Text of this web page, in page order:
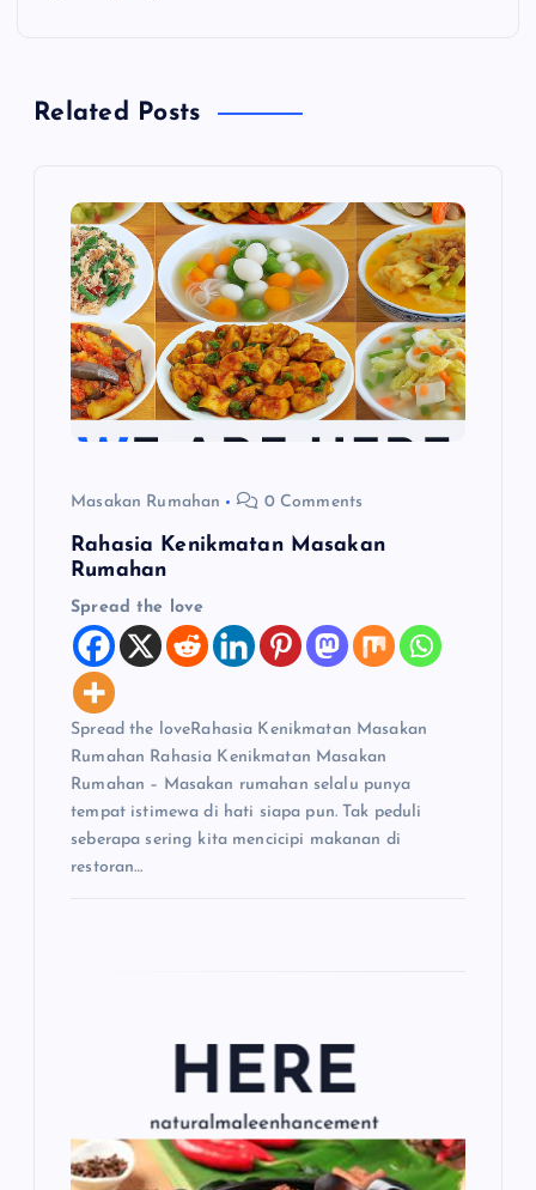
aRelated Posts
Masakan Rumahan 0 Comments
Rahasia Kenikmatan Masakan
Rumahan
Spread the love
Spread the loveRahasia Kenikmatan Masakan
Rumahan Rahasia Kenikmatan Masakan
Rumahan – Masakan rumahan selalu punya
tempat istimewa di hati siapa pun. Tak peduli
seberapa sering kita mencicipi makanan di
restoran…